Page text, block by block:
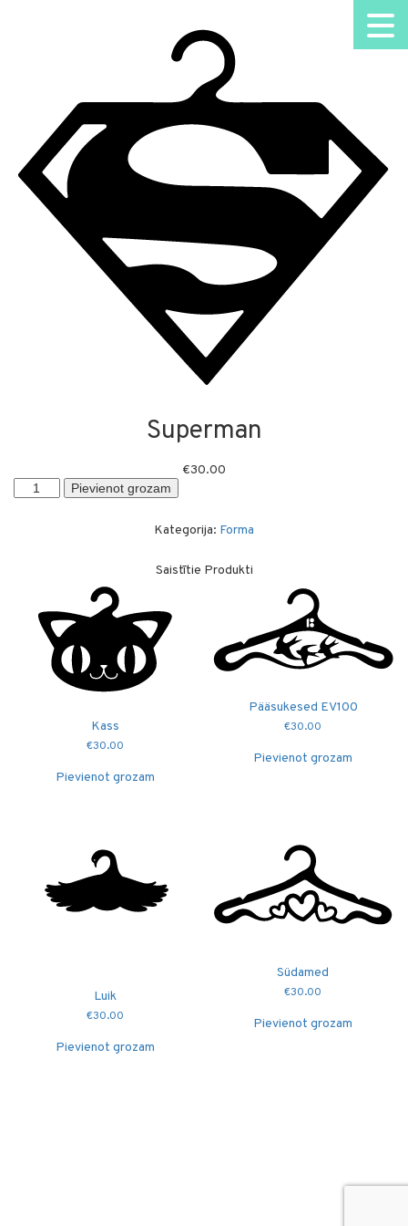
Superman
€30.00
Superman
daudzums
Pievienot grozam
Kategorija: Forma
Saistītie Produkti
Kass
€30.00
Pievienot grozam
Pääsukesed EV100
€30.00
Pievienot grozam
Luik
€30.00
Pievienot grozam
Südamed
€30.00
Pievienot grozam